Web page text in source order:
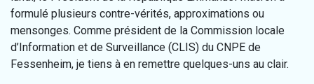
formulé plusieurs contre-vérités, approximations ou
mensonges. Comme président de la Commission locale
d’Information et de Surveillance (CLIS) du CNPE de
Fessenheim, je tiens à en remettre quelques-uns au clair.